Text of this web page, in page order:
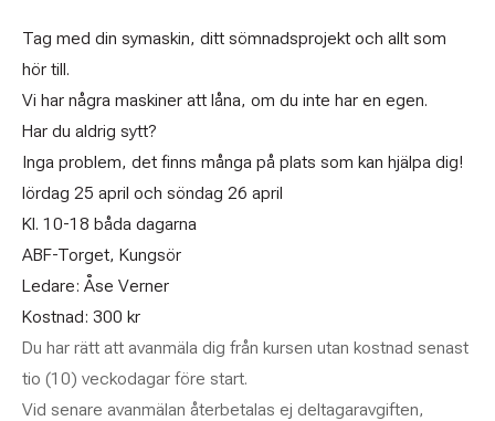
Tag med din symaskin, ditt sömnadsprojekt och allt som
hör till.
Vi har några maskiner att låna, om du inte har en egen.
Har du aldrig sytt?
Inga problem, det finns många på plats som kan hjälpa dig!
lördag 25 april och söndag 26 april
Kl. 10-18 båda dagarna
ABF-Torget, Kungsör
Ledare: Åse Verner
Kostnad: 300 kr
Du har rätt att avanmäla dig från kursen utan kostnad senast
tio (10) veckodagar före start.
Vid senare avanmälan återbetalas ej deltagaravgiften,